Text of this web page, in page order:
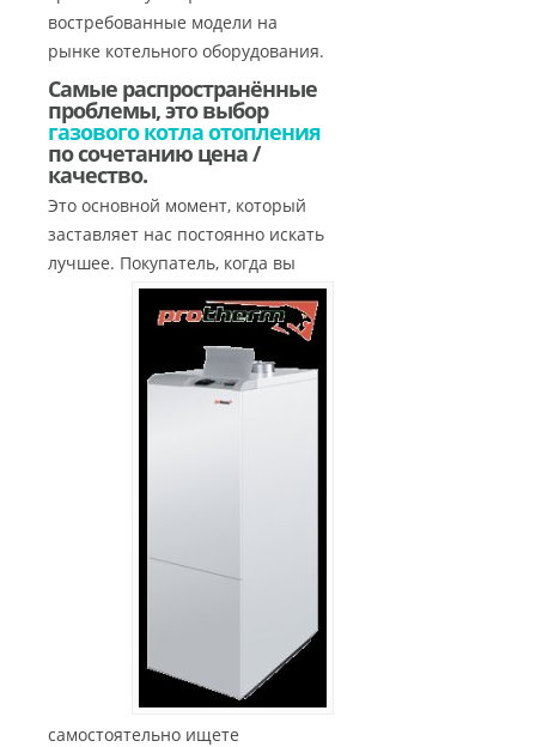
востребованные модели на
рынке котельного оборудования.
Самые распространённые
проблемы, это выбор
газового котла отопления
по сочетанию цена /
качество.
Это основной момент, который
заставляет нас постоянно искать
лучшее. Покупатель, когда вы
самостоятельно ищете